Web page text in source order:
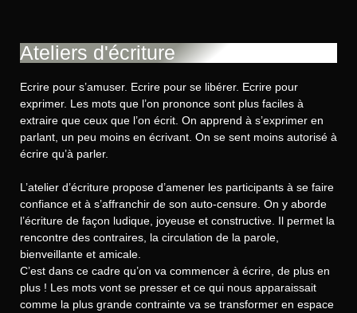
Ateliers d'écriture
Ecrire pour s’amuser. Ecrire pour se libérer. Ecrire pour
exprimer. Les mots que l’on prononce sont plus faciles à
extraire que ceux que l’on écrit. On apprend à s’exprimer en
parlant, un peu moins en écrivant. On se sent moins autorisé à
écrire qu’à parler.
L’atelier d’écriture propose d’amener les participants à se faire
confiance et à s’affranchir de son auto-censure. On y aborde
l’écriture de façon ludique, joyeuse et constructive. Il permet la
rencontre des contraires, la circulation de la parole,
bienveillante et amicale.
C’est dans ce cadre qu’on va commencer à écrire, de plus en
plus ! Les mots vont se presser et ce qui nous apparaissait
comme la plus grande contrainte va se transformer en espace